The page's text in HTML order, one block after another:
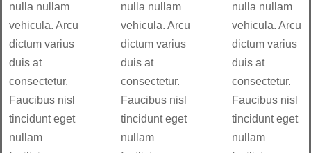
nulla nullam
vehicula. Arcu
dictum varius
duis at
consectetur.
Faucibus nisl
tincidunt eget
nullam
nulla nullam
vehicula. Arcu
dictum varius
duis at
consectetur.
Faucibus nisl
tincidunt eget
nullam
nulla nullam
vehicula. Arcu
dictum varius
duis at
consectetur.
Faucibus nisl
tincidunt eget
nullam